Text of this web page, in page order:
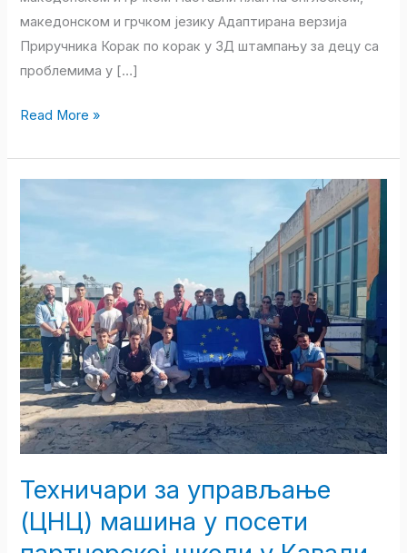
македонском и грчком језику Адаптирана верзија
Приручника Корак по корак у 3Д штампању за децу са
проблемима у […]
Read More »
Техничари за управљање
(ЦНЦ) машина у посети
за
(ЦНЦ)
машина
у
посети
партнерској
школи
у
Кавали